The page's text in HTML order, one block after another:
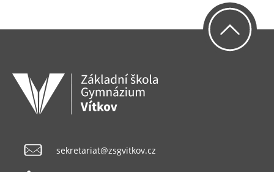
sekretariat@zsgvitkov.cz